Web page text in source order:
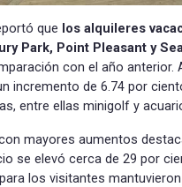
que los alquileres
Park, Point Pleasant y
con el año anterior.
incremento de 6.74 por
entre ellas minigolf y
mayores aumentos
se elevó cerca de 29 por
los visitantes